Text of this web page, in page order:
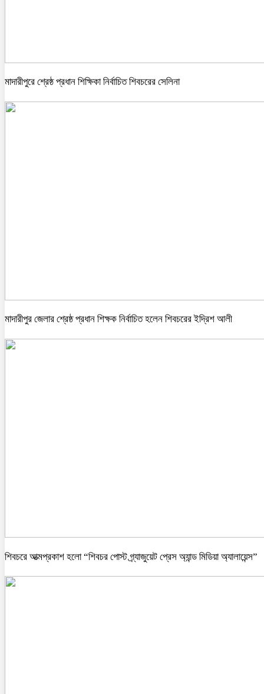
মাদারীপুরে শ্রেষ্ঠ প্রধান শিক্ষিকা নির্বাচিত শিবচরের সেলিনা
মাদারীপুর জেলার শ্রেষ্ঠ প্রধান শিক্ষক নির্বাচিত হলেন শিবচরের ইদ্রিশ আলী
শিবচরে আত্মপ্রকাশ হলো “শিবচর পোস্ট গ্র্যাজুয়েট প্রেস অ্যান্ড মিডিয়া অ্যালায়েন্স”